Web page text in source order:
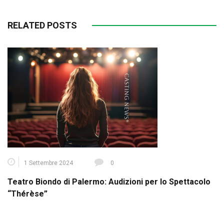
RELATED POSTS
1 Settembre 2024 0
Teatro Biondo di Palermo: Audizioni per lo Spettacolo
“Thérèse”